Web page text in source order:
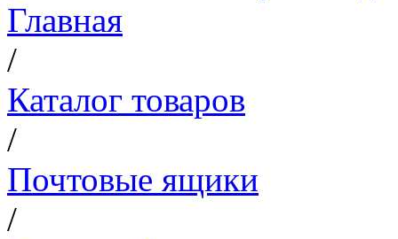
Главная
/
Каталог товаров
/
Почтовые ящики
/